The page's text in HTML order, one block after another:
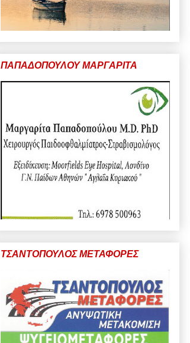
ΠΑΠΑΔΟΠΟΥΛΟΥ ΜΑΡΓΑΡΙΤΑ
ΤΣΑΝΤΟΠΟΥΛΟΣ ΜΕΤΑΦΟΡΕΣ